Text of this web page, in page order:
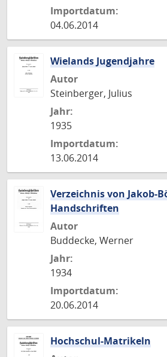
Importdatum:
04.06.2014
Wielands Jugendjahre
Autor
Steinberger, Julius
Jahr:
1935
Importdatum:
13.06.2014
Verzeichnis von Jakob-
Handschriften
Autor
Buddecke, Werner
Jahr:
1934
Importdatum:
20.06.2014
Hochschul-Matrikeln